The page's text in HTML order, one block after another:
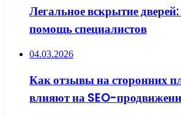
Легальное вскрытие дверей:
помощь специалистов
04.03.2026
Как отзывы на сторонних
влияют на SEO-